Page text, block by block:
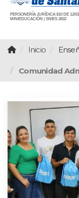
PERSONERÍA JURÍDICA 810 DE 12/
MINIEDUCACIÓN | SNIES 2832
Inicio
Comunidad